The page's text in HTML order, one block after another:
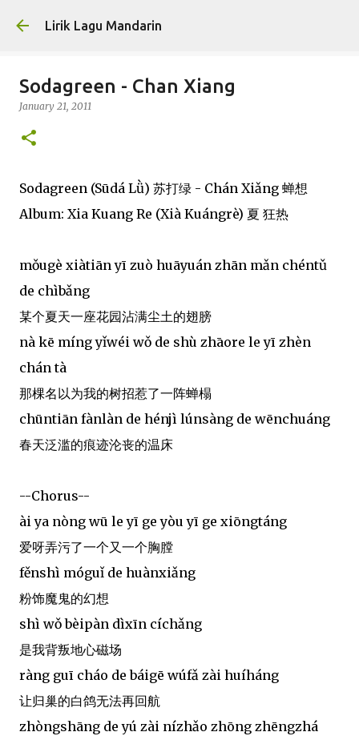
Skip to main content
Lirik Lagu Mandarin
Sodagreen - Chan Xiang
January 21, 2011
Sodagreen (Sūdá Lǜ) 苏打绿 - Chán Xiǎng 蝉想
Album: Xia Kuang Re (Xià Kuángrè) 夏 狂热
mǒugè xiàtiān yī zuò huāyuán zhān mǎn chéntǔ
de chìbǎng
某个夏天一座花园沾满尘土的翅膀
nà kē míng yǐwéi wǒ de shù zhāore le yī zhèn
chán tà
那棵名以为我的树招惹了一阵蝉榻
chūntiān fànlàn de hénjì lúnsàng de wēnchuáng
春天泛滥的痕迹沦丧的温床
--Chorus--
ài ya nòng wū le yī ge yòu yī ge xiōngtáng
爱呀弄污了一个又一个胸膛
fěnshì móguǐ de huànxiǎng
粉饰魔鬼的幻想
shì wǒ bèipàn dìxīn cíchǎng
是我背叛地心磁场
ràng guī cháo de báigē wúfǎ zài huíháng
让归巢的白鸽无法再回航
zhòngshāng de yú zài nízhǎo zhōng zhēngzhá